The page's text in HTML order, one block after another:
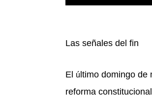
Las señales del fin
El ú ltimo domingo de
reforma